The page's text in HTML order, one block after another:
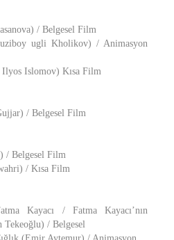
/ Belgesel Film
ugli Kholikov) / Animasyon
Ilyos Islomov) Kısa Film
/ Belgesel Film
/ Belgesel Film
/ Kısa Film
Kayacı / Fatma Kayacı’nın
/ Belgesel